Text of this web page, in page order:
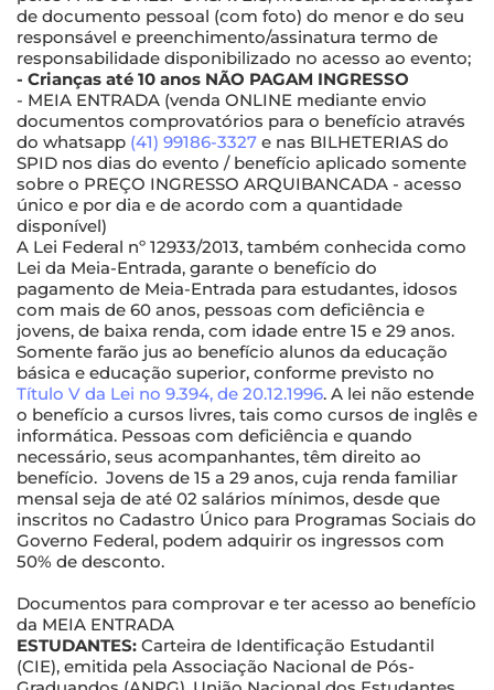
de documento pessoal (com foto) do menor e do seu
responsável e preenchimento/assinatura termo de
responsabilidade disponibilizado no acesso ao evento;
- Crianças até 10 anos NÃO PAGAM INGRESSO
- MEIA ENTRADA (venda ONLINE mediante envio
documentos comprovatórios para o benefício através
do whatsapp (41) 99186-3327 e nas BILHETERIAS do
SPID nos dias do evento / benefício aplicado somente
sobre o PREÇO INGRESSO ARQUIBANCADA - acesso
único e por dia e de acordo com a quantidade
disponível)
A Lei Federal nº 12933/2013, também conhecida como
Lei da Meia-Entrada, garante o benefício do
pagamento de Meia-Entrada para estudantes, idosos
com mais de 60 anos, pessoas com deficiência e
jovens, de baixa renda, com idade entre 15 e 29 anos.
Somente farão jus ao benefício alunos da educação
básica e educação superior, conforme previsto no
Título V da Lei no 9.394, de 20.12.1996. A lei não estende
o benefício a cursos livres, tais como cursos de inglês e
informática. Pessoas com deficiência e quando
necessário, seus acompanhantes, têm direito ao
benefício. Jovens de 15 a 29 anos, cuja renda familiar
mensal seja de até 02 salários mínimos, desde que
inscritos no Cadastro Único para Programas Sociais do
Governo Federal, podem adquirir os ingressos com
50% de desconto.
Documentos para comprovar e ter acesso ao benefício
da MEIA ENTRADA
ESTUDANTES: Carteira de Identificação Estudantil
(CIE), emitida pela Associação Nacional de Pós-